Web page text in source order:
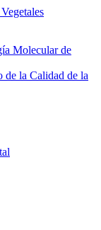
Molecular de
de la Calidad de la